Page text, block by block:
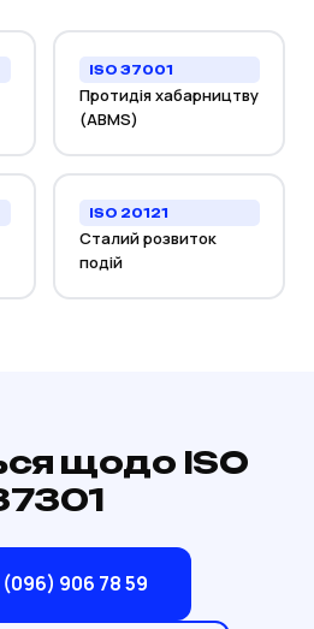
ISO 37001
Протидія хабарництву
(ABMS)
ISO 20121
Сталий розвиток
подій
щодо ISO
(096) 906 78 59